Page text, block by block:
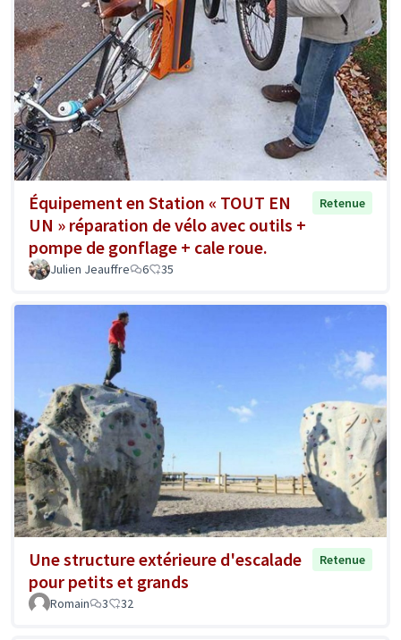
Équipement en Station « TOUT EN
UN » réparation de vélo avec outils +
pompe de gonflage + cale roue.
Retenue
Julien Jeauffre 6 35
Une structure extérieure d'escalade
pour petits et grands
Retenue
Romain 3 32